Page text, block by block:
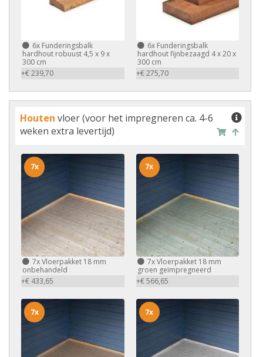
6x Funderingsbalk
hardhout robuust 4,5 x 9 x
300 cm
+€ 239,70
6xFunderingsbalk
hardhout fijnbezaagd 4 x 20 x
300 cm
+€ 275,70
Houten vloer (voor het impregneren ca. 4-6
weken extra levertijd)
7xVloerpakket 18 mm
onbehandeld
+€ 433,65
7x
7xVloerpakket 18 mm
groen geïmpregneerd
+€ 566,65
7x
7x 7x